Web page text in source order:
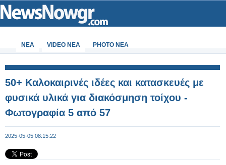
ΝΕΑ VIDEO NEA PHOTO NEA
50+ Καλοκαιρινές ιδέες και κατασκευές με
φυσικά υλικά για διακόσμηση τοίχου -
Φωτογραφία 5 από 57
2025-05-05 08:15:22